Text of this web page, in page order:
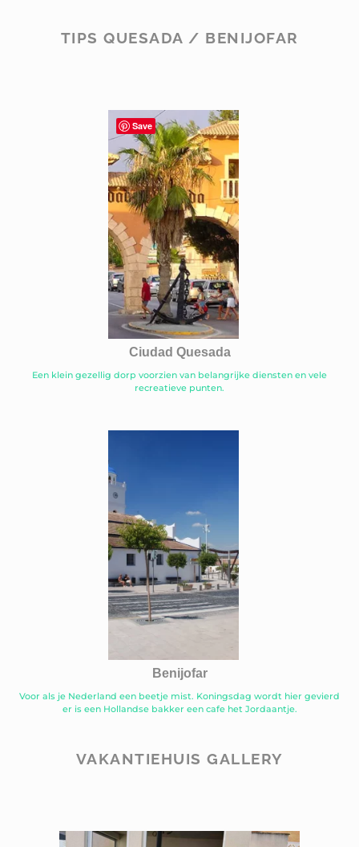
TIPS QUESADA / BENIJOFAR
Ciudad Quesada
Een klein gezellig dorp voorzien van belangrijke diensten en vele
recreatieve punten.
Benijofar
Voor als je Nederland een beetje mist. Koningsdag wordt hier gevierd
er is een Hollandse bakker een cafe het Jordaantje.
VAKANTIEHUIS GALLERY
Save